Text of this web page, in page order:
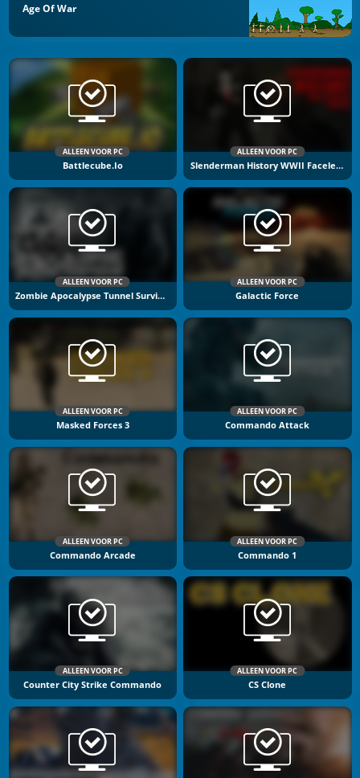
Age Of War
ALLEEN VOOR PC
Battlecube.io
ALLEEN VOOR PC
Slenderman History WWII Faceless Horror
ALLEEN VOOR PC
Zombie Apocalypse Tunnel Survival
ALLEEN VOOR PC
Galactic Force
ALLEEN VOOR PC
Masked Forces 3
ALLEEN VOOR PC
Commando Attack
ALLEEN VOOR PC
Commando Arcade
ALLEEN VOOR PC
Commando 1
ALLEEN VOOR PC
Counter City Strike Commando
ALLEEN VOOR PC
CS Clone